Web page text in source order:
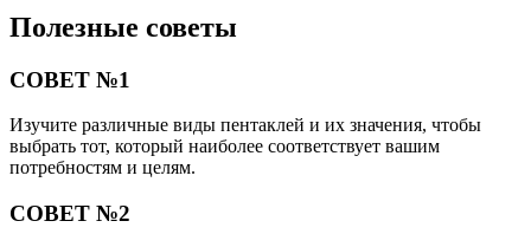
Полезные советы
СОВЕТ №1
Изучите различные виды пентаклей и их значения, чтобы
выбрать тот, который наиболее соответствует вашим
потребностям и целям.
СОВЕТ №2